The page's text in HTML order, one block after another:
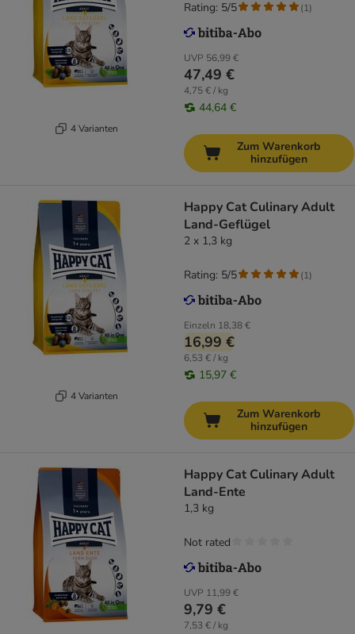
4 Varianten
UVP 56,99 €
47,49 €
4,75 € / kg
44,64 €
Rating: 5/5 (1)
Zum Warenkorb
hinzufügen
4 Varianten
Happy Cat Culinary Adult
Land-Geflügel
2 x 1,3 kg
Einzeln 18,38 €
16,99 €
6,53 € / kg
15,97 €
Rating: 5/5 (1)
Zum Warenkorb
hinzufügen
Happy Cat Culinary Adult
Land-Ente
1,3 kg
UVP 11,99 €
9,79 €
7,53 € / kg
Not rated